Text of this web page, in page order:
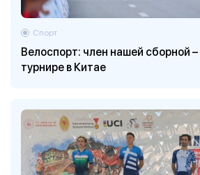
Велоспорт: член нашей сборной
турнире в Китае
Спорт